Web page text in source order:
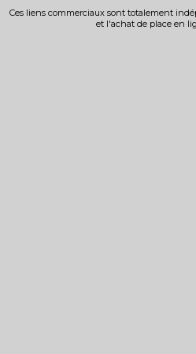
Ces liens commerciaux sont totalement
et l'achat de place en